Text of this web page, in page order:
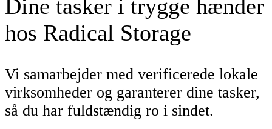
Dine tasker i trygge hænder
hos Radical Storage
Vi samarbejder med verificerede lokale
virksomheder og garanterer dine tasker,
så du har fuldstændig ro i sindet.